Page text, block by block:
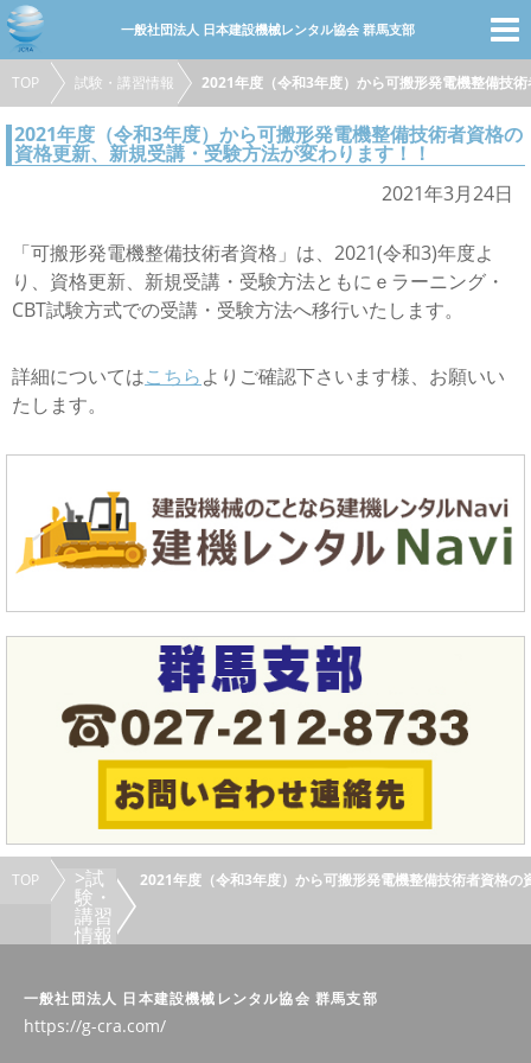
一般社団法人 日本建設機械レンタル協会 群馬支部
トップページ
会員・賛助会員
行事予定
入会案内
協会概要
お問合せ
リンク集
TOP 試験・講習情報 2021年度（令和3年度）から可搬形発電機整備技
2021年度（令和3年度）から可搬形発電機整備技術者資格の
資格更新、新規受講・受験方法が変わります！！
2021年3月24日
「可搬形発電機整備技術者資格」は、2021(令和3)年度よ
り、資格更新、新規受講・受験方法ともにｅラーニング・
CBT試験方式での受講・受験方法へ移行いたします。
詳細についてはこちらよりご確認下さいます様、お願いい
たします。
TOP >試
験・
講習
情報
2021年度（令和3年度）から可搬形発電機整備技術者資格
一般社団法人 日本建設機械レンタル協会 群馬支部
https://g-cra.com/